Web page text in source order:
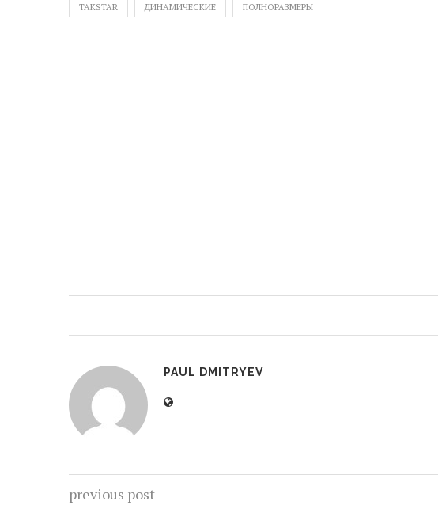
TAKSTAR ДИНАМИЧЕСКИЕ ПОЛНОРАЗМЕРЫ
PAUL DMITRYEV
previous post